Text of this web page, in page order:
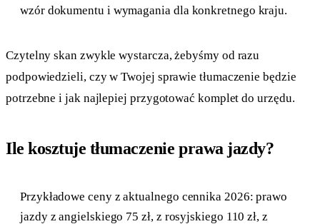
wzór dokumentu i wymagania dla konkretnego kraju.
Czytelny skan zwykle wystarcza, żebyśmy od razu
podpowiedzieli, czy w Twojej sprawie tłumaczenie będzie
potrzebne i jak najlepiej przygotować komplet do urzędu.
Ile kosztuje tłumaczenie prawa jazdy?
Przykładowe ceny z aktualnego cennika 2026: prawo
jazdy z angielskiego 75 zł, z rosyjskiego 110 zł, z